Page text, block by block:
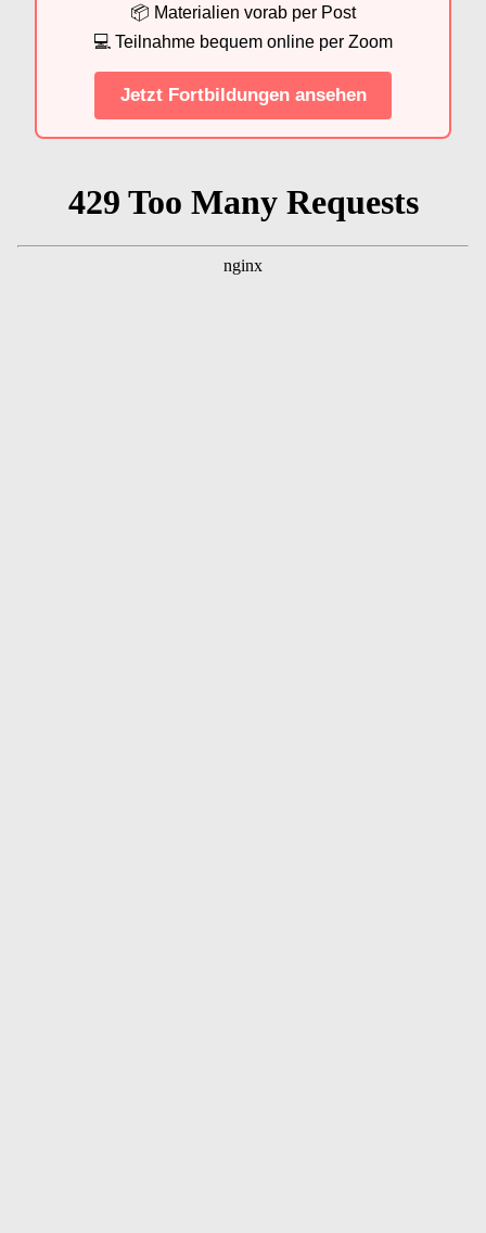
📦 Materialien vorab per Post
💻 Teilnahme bequem online per Zoom
Jetzt Fortbildungen ansehen